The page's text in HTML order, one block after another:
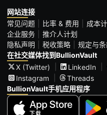
网站连接
常见问题
比率 & 费用 成本
企业服务
推介人计划
隐私声明
税收策略 规定与
在社交媒体找到BullionVault
X (Twitter)
LinkedIn
Instagram
Threads
BullionVault手机应用程序